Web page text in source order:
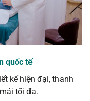
quốc tế
kế hiện đại, thanh
tối đa.